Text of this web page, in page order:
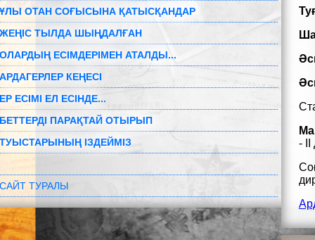
ҰЛЫ ОТАН СОҒЫСЫНА ҚАТЫСҚАНДАР
ЖЕҢІС ТЫЛДА ШЫҢДАЛҒАН
ОЛАРДЫҢ ЕСІМДЕРІМЕН АТАЛДЫ...
АРДАГЕРЛЕР КЕҢЕСІ
ЕР ЕСІМІ ЕЛ ЕСІНДЕ...
БЕТТЕРДІ ПАРАҚТАЙ ОТЫРЫП
ТУЫСТАРЫНЫҢ ІЗДЕЙМІЗ
САЙТ ТУРАЛЫ
- II